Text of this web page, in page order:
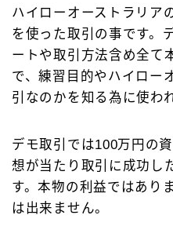
ハイローオーストラリア
を使った取引の事です。
ートや取引方法含め全て
で、練習目的やハイロー
引なのかを知る為に使わ
デモ取引では100万円の
想が当たり取引に成功し
す。本物の利益ではあり
は出来ません。